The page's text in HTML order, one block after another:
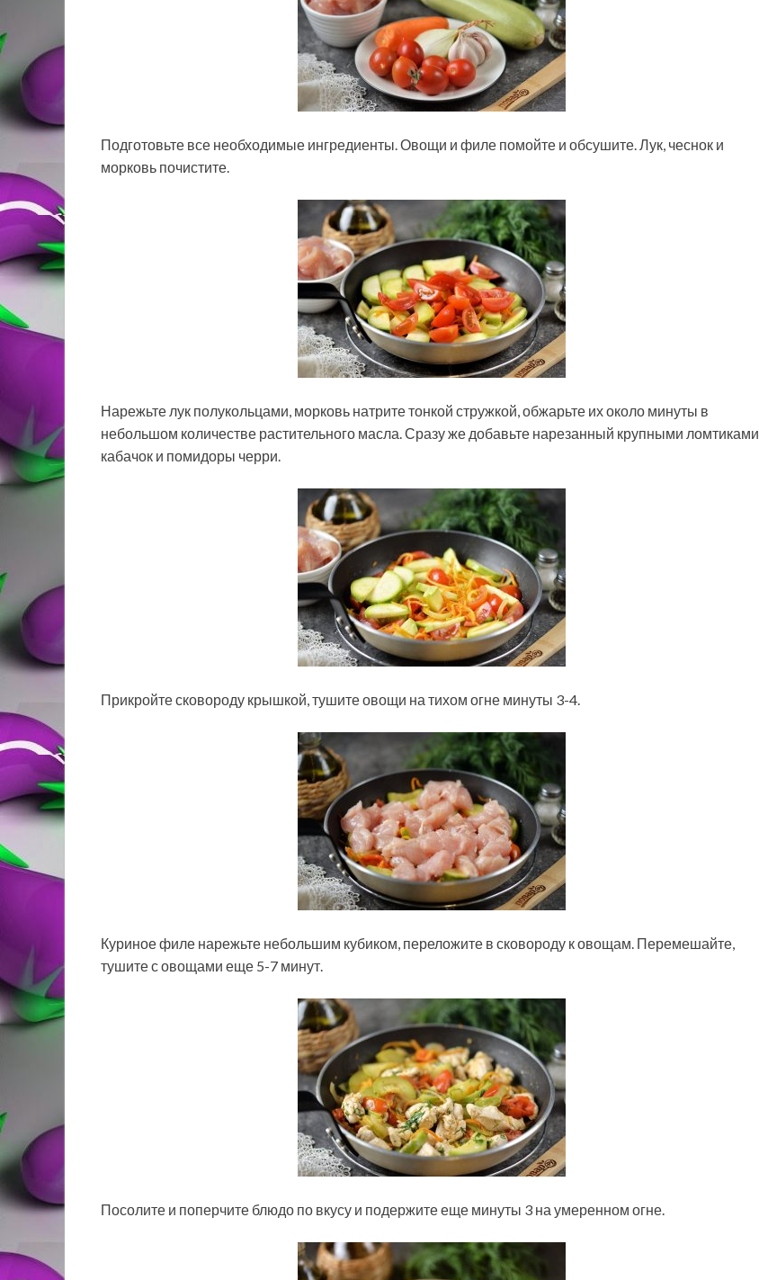
Подготовьте все необходимые ингредиенты. Овощи и филе помойте и обсушите. Лук, чеснок и
морковь почистите.
Нарежьте лук полукольцами, морковь натрите тонкой стружкой, обжарьте их около минуты в
небольшом количестве растительного масла. Сразу же добавьте нарезанный крупными ломтиками
кабачок и помидоры черри.
Прикройте сковороду крышкой, тушите овощи на тихом огне минуты 3-4.
Куриное филе нарежьте небольшим кубиком, переложите в сковороду к овощам. Перемешайте,
тушите с овощами еще 5-7 минут.
Посолите и поперчите блюдо по вкусу и подержите еще минуты 3 на умеренном огне.